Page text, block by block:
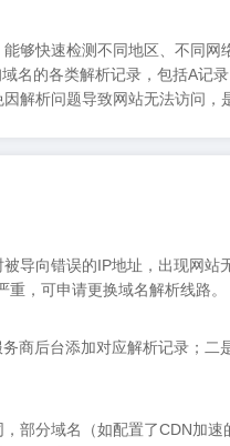
够快速检测不同地区、不同
名的各类解析记录，包括A
解析问题导致网站无法访问，
导向错误的IP地址，出现网
，可申请更换域名解析线路。
商后台添加对应解析记录；
部分域名（如配置了CDN加